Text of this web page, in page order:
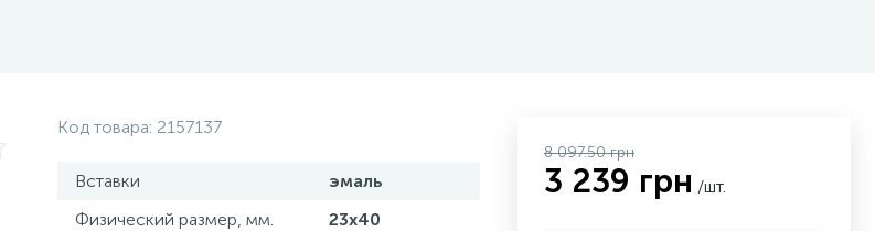
Код товара: 2157137
Вставки
эмаль
Физический размер, мм.
23х40
8 097.50 грн
3 239 грн /шт.